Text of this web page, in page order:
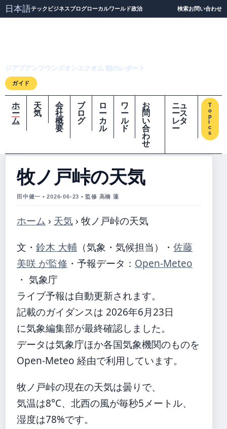
日本語テック ビジネスブログローカルワールド政治 検索お問い合わせ
ジアプアンフウンズオンエクオム 朝のレポート
ガイド
ホ
ー
ム
天
気
会
社
概
要
ブ
ロ
グ
ロ
ー
カ
ル
ワ
ー
ル
ド
お
問
い
合
わ
せ
ニュ
ース
レタ
ー
T
o
p
i
c
s
牧ノ戸峠の天気
田中健一 • 2026-06-23 • 監修 高橋 蓮
ホーム › 天気 › 牧ノ戸峠の天気
文・ 鈴木 大輔 （気象・気候担当） ・ 佐藤
美咲 が監修 ・ 予報データ： Open-Meteo
・ 気象庁
ライブ予報は自動更新されます。
記載のガイダンスは 2026年6月23日
に気象編集部が最終確認しました。
データは気象庁ほか各国気象機関のものを
Open-Meteo 経由で利用しています。
牧ノ戸峠の現在の天気は曇りで、
気温は8°C、北西の風が毎秒5メートル、
湿度は78%です。